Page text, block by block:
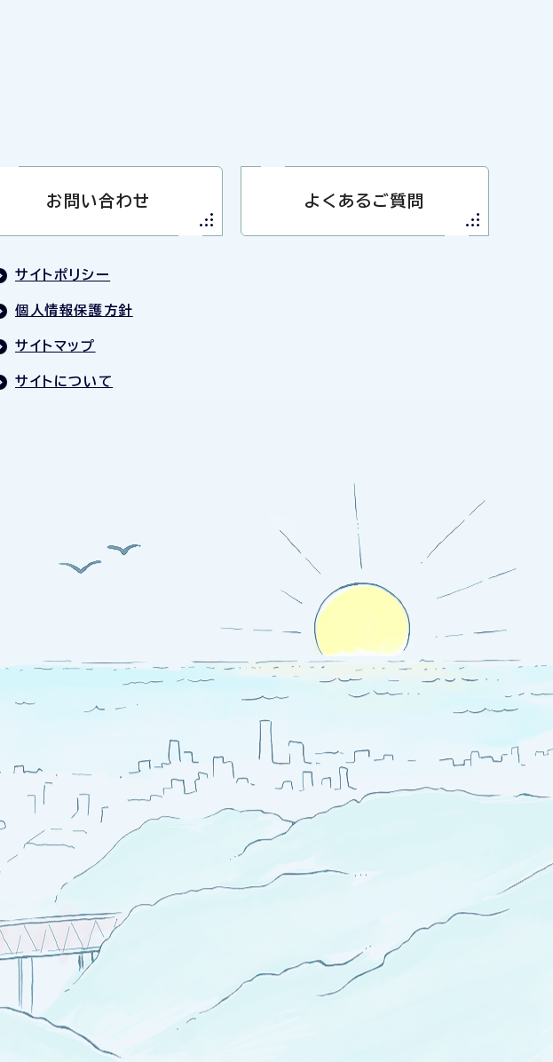
お問い合わせ よくあるご質問
サイトポリシー
個人情報保護方針
サイトマップ
サイトについて